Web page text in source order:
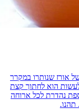
אורז שנותרו במקרר
הוא לחתוך קצת
נהדרת לכל ארוחה